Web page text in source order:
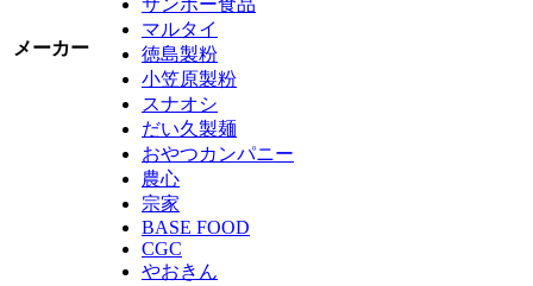
メーカー
マルタイ
徳島製粉
小笠原製粉
スナオシ
だい久製麺
おやつカンパニー
農心
宗家
BASE FOOD
CGC
やおきん